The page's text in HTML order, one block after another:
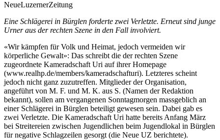
NeueLuzernerZeitung
Eine Schlägerei in Bürglen forderte zwei Verletzte. Erneut sind junge
Urner aus der rechten Szene in den Fall involviert.
«Wir kämpfen für Volk und Heimat, jedoch vermeiden wir
körperliche Gewalt»: Das schreibt die der rechten Szene
zugeordnete Kameradschaft Uri auf ihrer Homepage
(www.realhp.de/members/kameradschafturi). Letzteres scheint
jedoch nicht ganz zuzutreffen. Mitglieder der Organisation,
angeführt von M. F. und M. K. aus S. (Namen der Redaktion
bekannt), sollen am vergangenen Sonntagmorgen massgeblich an
einer Schlägerei in Bürglen beteiligt gewesen sein. Dabei gab es
zwei Verletzte. Die Kameradschaft Uri hatte bereits Anfang März
bei Streitereien zwischen Jugendlichen beim Jugendlokal in Bürglen
für negative Schlagzeilen gesorgt (die Neue UZ berichtete).